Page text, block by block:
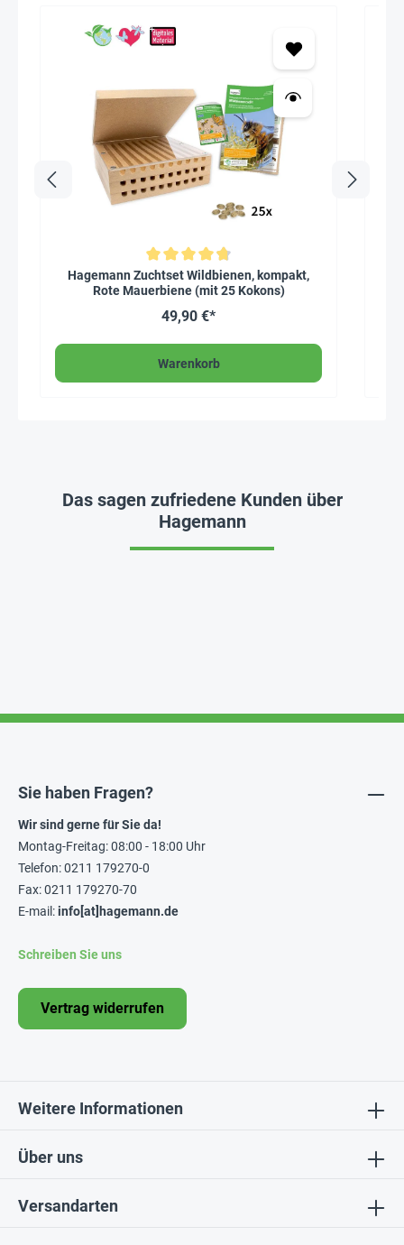
Durchschnittliche Bewertung von 4.8 von 5 Sternen
Hagemann Zuchtset Wildbienen, kompakt,
Rote Mauerbiene (mit 25 Kokons)
49,90 €*
Warenkorb
Das sagen zufriedene Kunden über
Hagemann
Über uns
Sie haben Fragen?
Wir sind gerne für Sie da!
Montag-Freitag: 08:00 - 18:00 Uhr
Telefon: 0211 179270-0
Fax: 0211 179270-70
E-mail:info[at]hagemann.de
Schreiben Sie uns
Vertrag widerrufen
Weitere Informationen
Versandarten